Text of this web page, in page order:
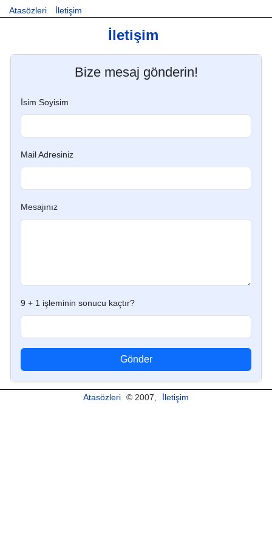
Atasözleri İletişim
İletişim
Bize mesaj gönderin!
İsim Soyisim
Mail Adresiniz
Mesajınız
9 + 1 işleminin sonucu kaçtır?
Gönder
Atasözleri © 2007, İletişim